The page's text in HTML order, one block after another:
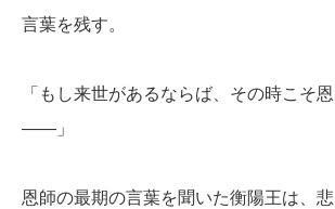
言葉を残す。
「もし来世があるならば、その時こそ
――」
恩師の最期の言葉を聞いた衡陽王は、